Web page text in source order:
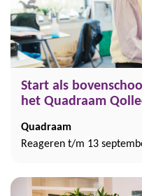
Start als
het Quadraam
Quadraam
Reageren t/m 13